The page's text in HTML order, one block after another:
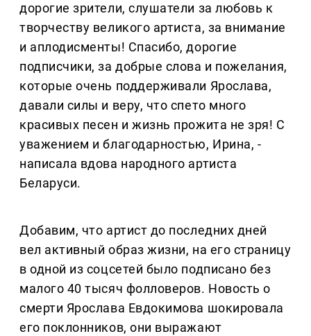
дорогие зрители, слушатели за любовь к
творчеству великого артиста, за внимание
и аплодисменты! Спасибо, дорогие
подписчики, за добрые слова и пожелания,
которые очень поддерживали Ярослава,
давали силы и веру, что спето много
красивых песен и жизнь прожита не зря! С
уважением и благодарностью, Ирина, -
написала вдова народного артиста
Беларуси.
Добавим, что артист до последних дней
вел активный образ жизни, на его страницу
в одной из соцсетей было подписано без
малого 40 тысяч фолловеров. Новость о
смерти Ярослава Евдокимова шокировала
его поклонников, они выражают